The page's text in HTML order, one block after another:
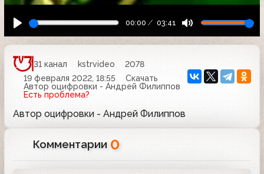
00:00 03:41
31 канал kstrvideo
2078
19 февраля 2022, 18:55
Скачать
Автор оцифровки - Андрей Филиппов
Есть проблема?
Автор оцифровки - Андрей Филиппов
Комментарии 0